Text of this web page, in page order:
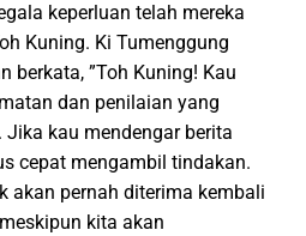
keperluan telah mereka
Kuning. Ki Tumenggung
berkata, ”Toh Kuning! Kau
dan penilaian yang
kau mendengar berita
cepat mengambil tindakan.
akan pernah diterima kembali
kita akan